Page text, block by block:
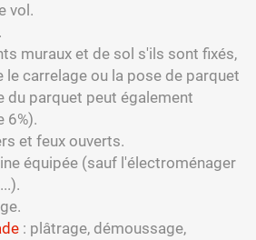
vol.
muraux et de sol s'ils sont fixés,
carrelage ou la pose de parquet
du parquet peut également
6%).
et feux ouverts.
équipée (sauf l'électroménager
: plâtrage, démoussage,